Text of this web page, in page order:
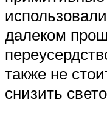
далеком
также не
снизить